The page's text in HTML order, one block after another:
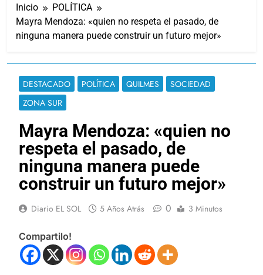
Inicio
POLÍTICA
Mayra Mendoza: «quien no respeta el pasado, de
ninguna manera puede construir un futuro mejor»
DESTACADO POLÍTICA QUILMES
SOCIEDAD
ZONA SUR
Mayra Mendoza: «quien no
respeta el pasado, de
ninguna manera puede
construir un futuro mejor»
Diario EL SOL 5 Años Atrás 0 3 Minutos
Compartilo!